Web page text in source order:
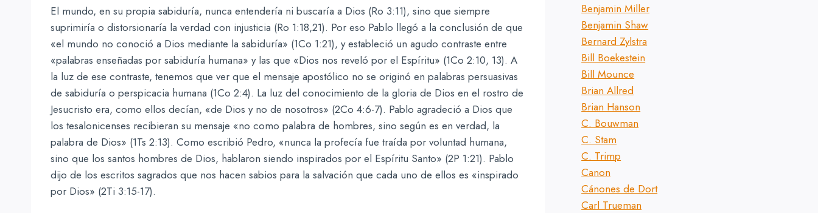
El mundo, en su propia sabiduría, nunca entendería ni buscaría a Dios (Ro 3:11), sino que siempre
suprimiría o distorsionaría la verdad con injusticia (Ro 1:18,21). Por eso Pablo llegó a la conclusión de que
«el mundo no conoció a Dios mediante la sabiduría» (1Co 1:21), y estableció un agudo contraste entre
«palabras enseñadas por sabiduría humana» y las que «Dios nos reveló por el Espíritu» (1Co 2:10, 13). A
la luz de ese contraste, tenemos que ver que el mensaje apostólico no se originó en palabras persuasivas
de sabiduría o perspicacia humana (1Co 2:4). La luz del conocimiento de la gloria de Dios en el rostro de
Jesucristo era, como ellos decían, «de Dios y no de nosotros» (2Co 4:6-7). Pablo agradeció a Dios que
los tesalonicenses recibieran su mensaje «no como palabra de hombres, sino según es en verdad, la
palabra de Dios» (1Ts 2:13). Como escribió Pedro, «nunca la profecía fue traída por voluntad humana,
sino que los santos hombres de Dios, hablaron siendo inspirados por el Espíritu Santo» (2P 1:21). Pablo
dijo de los escritos sagrados que nos hacen sabios para la salvación que cada uno de ellos es «inspirado
por Dios» (2Ti 3:15-17).
Benjamin Miller
Benjamin Shaw
Bernard Zylstra
Bill Boekestein
Bill Mounce
Brian Allred
Brian Hanson
C. Bouwman
C. Stam
C. Trimp
Canon
Cánones de Dort
Carl Trueman